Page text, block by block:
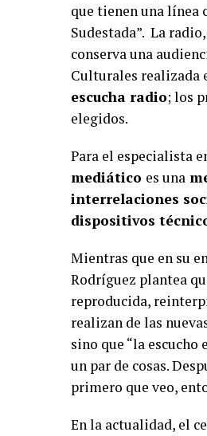
que tienen una línea
Sudestada”. La
conserva una
Culturales realizada
escucha radio; los
elegidos.
Para el especialista
mediático es una
interrelaciones
dispositivos
Mientras que en su
Rodríguez plantea
reproducida,
realizan de las
sino que “la
un par de cosas.
primero que veo,
En la actualidad, el